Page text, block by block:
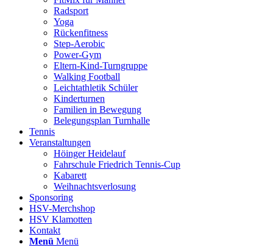
Radsport
Yoga
Rückenfitness
Step-Aerobic
Power-Gym
Eltern-Kind-Turngruppe
Walking Football
Leichtathletik Schüler
Kinderturnen
Familien in Bewegung
Belegungsplan Turnhalle
Tennis
Veranstaltungen
Höinger Heidelauf
Fahrschule Friedrich Tennis-Cup
Kabarett
Weihnachtsverlosung
Sponsoring
HSV-Merchshop
HSV Klamotten
Kontakt
Menü Menü